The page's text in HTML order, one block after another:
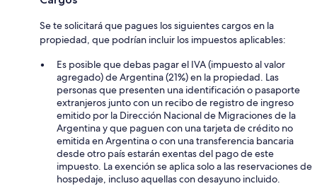
Se te solicitará que pagues los siguientes cargos en la
propiedad, que podrían incluir los impuestos aplicables:
Es posible que debas pagar el IVA (impuesto al valor
agregado) de Argentina (21%) en la propiedad. Las
personas que presenten una identificación o pasaporte
extranjeros junto con un recibo de registro de ingreso
emitido por la Dirección Nacional de Migraciones de la
Argentina y que paguen con una tarjeta de crédito no
emitida en Argentina o con una transferencia bancaria
desde otro país estarán exentas del pago de este
impuesto. La exención se aplica solo a las reservaciones de
hospedaje, incluso aquellas con desayuno incluido.